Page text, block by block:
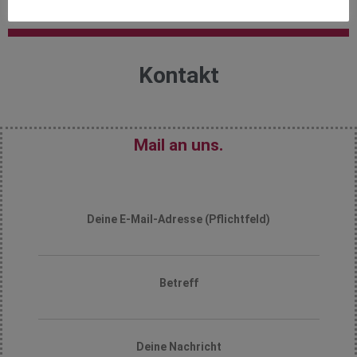
Kontakt
Mail an uns.
Deine E-Mail-Adresse (Pflichtfeld)
Betreff
Deine Nachricht